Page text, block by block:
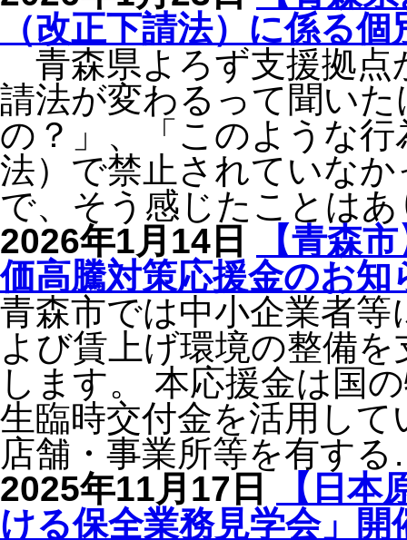
（改正下請法）に係る
青森県よろず支援拠
請法が変わるって聞い
の？」、「このような
法）で禁止されていな
で、そう感じたことは
2026年1月14日
【青森
価高騰対策応援金のお知
青森市では中小企業者
よび賃上げ環境の整備
します。 本応援金は国
生臨時交付金を活用し
店舗・事業所等を有す
2025年11月17日
【日
ける保全業務見学会」開